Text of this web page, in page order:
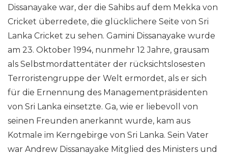
Dissanayake war, der die Sahibs auf dem Mekka von
Cricket überredete, die glücklichere Seite von Sri
Lanka Cricket zu sehen. Gamini Dissanayake wurde
am 23. Oktober 1994, nunmehr 12 Jahre, grausam
als Selbstmordattentäter der rücksichtslosesten
Terroristengruppe der Welt ermordet, als er sich
für die Ernennung des Managementpräsidenten
von Sri Lanka einsetzte. Ga, wie er liebevoll von
seinen Freunden anerkannt wurde, kam aus
Kotmale im Kerngebirge von Sri Lanka. Sein Vater
war Andrew Dissanayake Mitglied des Ministers und